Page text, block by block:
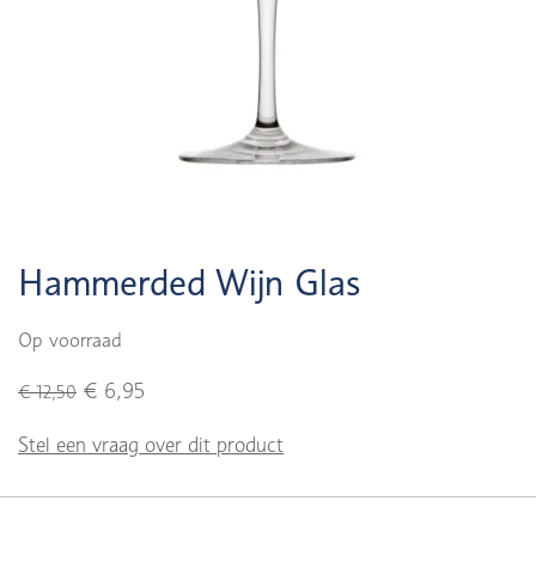
Hammerded Wijn Glas
Op voorraad
€ 12,50 € 6,95
Stel een vraag over dit product